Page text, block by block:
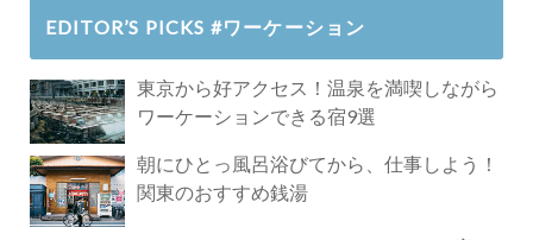
EDITOR’S PICKS #ワーケーション
東京から好アクセス！温泉を満喫しながら
ワーケーションできる宿9選
朝にひとっ風呂浴びてから、仕事しよう！
関東のおすすめ銭湯